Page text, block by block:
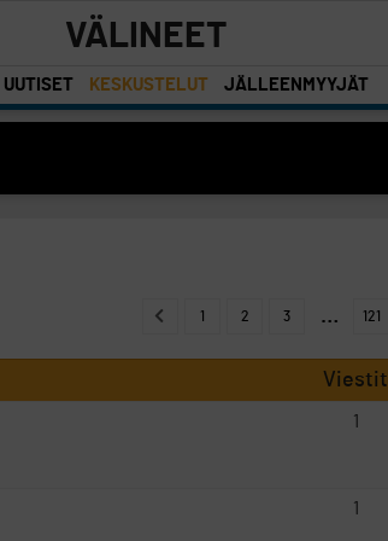
VÄLINEET
UUTISET KESKUSTELUT JÄLLEENMYYJÄT
1 2 3 … 121
Viestit
1
1